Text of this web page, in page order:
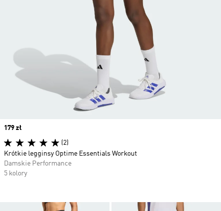
Price
179 zł
(2)
Krótkie legginsy Optime Essentials Workout
Damskie Performance
5 kolory